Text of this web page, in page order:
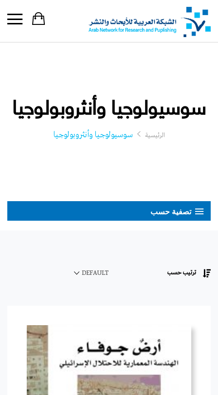
سوسيولوجيا وأنثروبولوجيا
الرئيسية سوسيولوجيا وأنثروبولوجيا
تصفية حسب
ترتيب حسب DEFAULT